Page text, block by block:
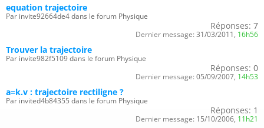
equation trajectoire
Par invite92664de4 dans le forum Physique
Réponses: 7
Dernier message: 31/03/2011, 16h56
Trouver la trajectoire
Par invite982f5109 dans le forum Physique
Réponses: 0
Dernier message: 05/09/2007, 14h53
a=k.v : trajectoire rectiligne ?
Par invited4b84355 dans le forum Physique
Réponses: 1
Dernier message: 15/10/2006, 11h21